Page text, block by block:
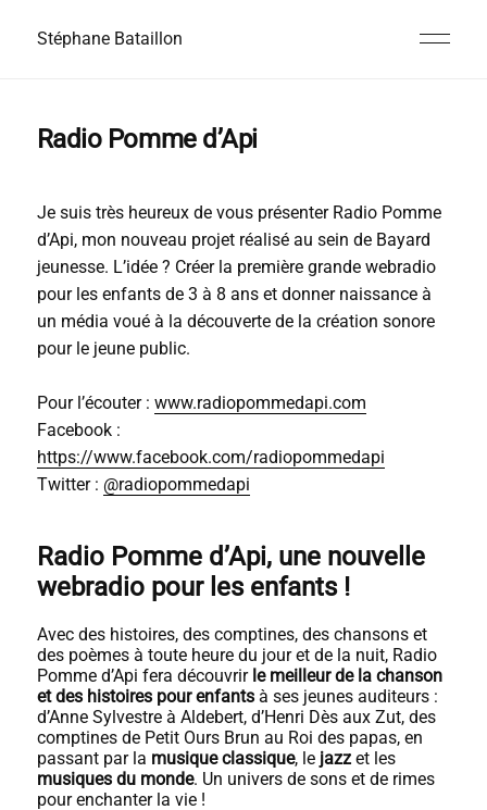
Stéphane Bataillon
Radio Pomme d’Api
Je suis très heureux de vous présenter Radio Pomme
d’Api, mon nouveau projet réalisé au sein de Bayard
jeunesse. L’idée ? Créer la première grande webradio
pour les enfants de 3 à 8 ans et donner naissance à
un média voué à la découverte de la création sonore
pour le jeune public.
Pour l’écouter : www.radiopommedapi.com
Facebook :
https://www.facebook.com/radiopommedapi
Twitter : @radiopommedapi
Radio Pomme d’Api, une nouvelle
webradio pour les enfants !
Avec des histoires, des comptines, des chansons et
des poèmes à toute heure du jour et de la nuit, Radio
Pomme d’Api fera découvrirle meilleur de la chanson
et des histoires pour enfantsà ses jeunes auditeurs :
d’Anne Sylvestre à Aldebert, d’Henri Dès aux Zut, des
comptines de Petit Ours Brun au Roi des papas, en
passant par la musique classique, le jazzet les
musiques du monde. Un univers de sons et de rimes
pour enchanter la vie !